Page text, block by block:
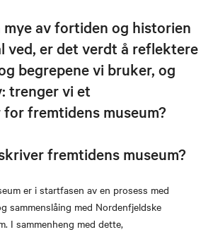
mye av fortiden og historien
ved, er det verdt å reflektere
begrepene vi bruker, og
trenger vi et
fremtidens museum?
fremtidens museum?
er i startfasen av en prosess med
sammenslåing med Nordenfjeldske
I sammenheng med dette,